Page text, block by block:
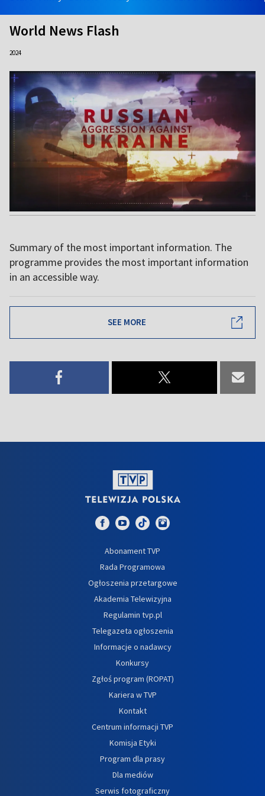
World News Flash
2024
Summary of the most important information. The
programme provides the most important information
in an accessible way.
SEE MORE
Abonament TVP
Rada Programowa
Ogłoszenia przetargowe
Akademia Telewizyjna
Regulamin tvp.pl
Telegazeta ogłoszenia
Informacje o nadawcy
Konkursy
Zgłoś program (ROPAT)
Kariera w TVP
Kontakt
Centrum informacji TVP
Komisja Etyki
Program dla prasy
Dla mediów
Serwis fotograficzny